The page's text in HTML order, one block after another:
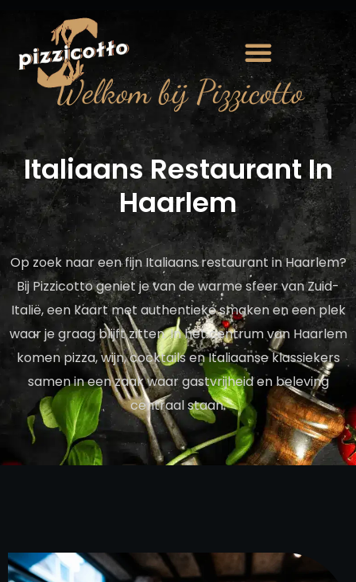
Italiaans Restaurant In
Haarlem
Welkom bij Pizzicotto
Op zoek naar een fijn Italiaans restaurant in Haarlem?
Bij Pizzicotto geniet je van de warme sfeer van Zuid-
Italië, een kaart met authentieke smaken en een plek
waar je graag blijft zitten. In het centrum van Haarlem
komen pizza, wijn, cocktails en Italiaanse klassiekers
samen in een zaak waar gastvrijheid en beleving
centraal staan.